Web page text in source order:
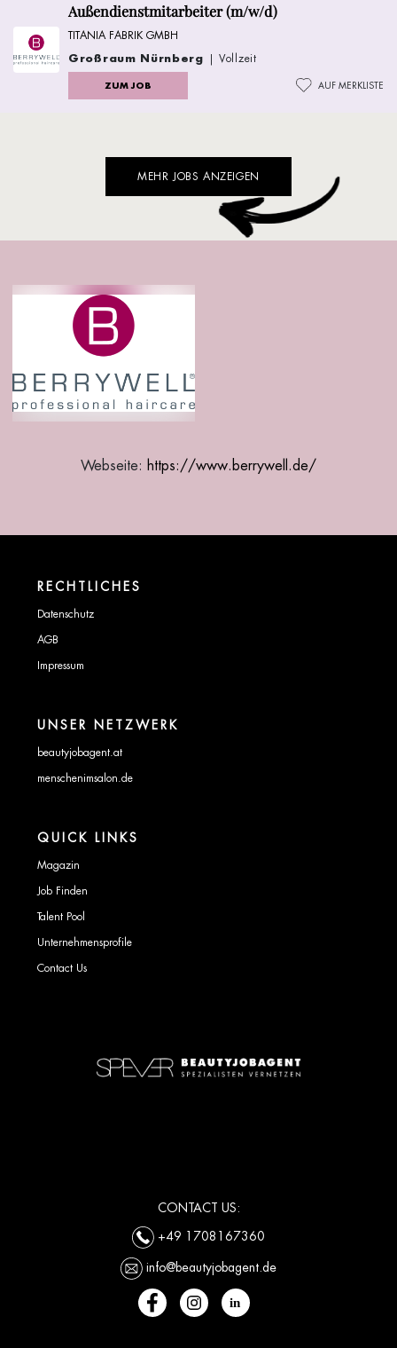
Außendienstmitarbeiter (m/w/d)
TITANIA FABRIK GMBH
Großraum Nürnberg | Vollzeit
ZUM JOB AUF MERKLISTE
MEHR JOBS ANZEIGEN
Webseite: https://www.berrywell.de/
RECHTLICHES
Datenschutz
AGB
Impressum
UNSER NETZWERK
beautyjobagent.at
menschenimsalon.de
QUICK LINKS
Magazin
Job Finden
Talent Pool
Unternehmensprofile
Contact Us
CONTACT US:
+49 1708167360
info@beautyjobagent.de